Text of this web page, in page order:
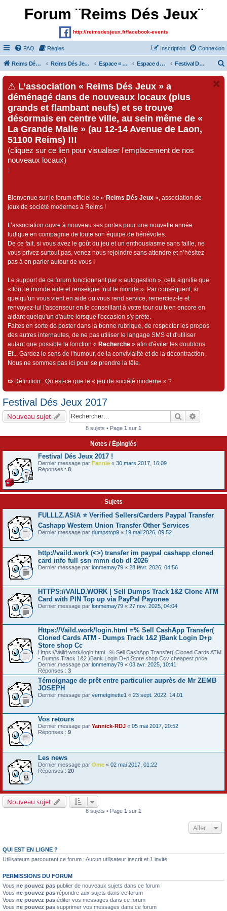
Forum ¨Reims Dés Jeux¨
http://reimsdesjeux.fr/facebook-events
FAQ Règles Connexion
Inscription
Reims Dés Jeux (Site) Reims Dés Jeux (Forum) Espace « Visiteurs » et inscrits au forum Espace dédié au « Festival Dés Jeux», organisé par l'association « Reims Dés Jeux » !!! Festival Dés Jeux 2017
⚠ L’association « Reims Dés Jeux » a
déménagé dans de nouveaux locaux (plus
grands et flambant neufs) et se trouve
désormais en centre ville, au sein même de «
La Grande Malle » (au 12-14 Avenue de Laon,
51100 Reims) !!!
(cliquez sur ce lien pour visualiser l'emplacement de nos
nouveaux locaux)
)
Bienvenue sur le forum officiel de « Reims Dés Jeux », association de
jeux de société modernes à Reims !
L’association ouvre à nouveau ses portes pour une nouvelle année
ludique en compagnie de toute son équipe de bénévoles.
De ce fait, si vous avez le goût du jeu et un enthousiasme sans faille, ne
vous privez surtout pas, venez nous rejoindre sans attendre et n’hésitez
pas à en parler autour de vous !
Le support de ce forum fonctionnant par « autogestion », cela signifie que
« tout le monde aide et renseigne tout le monde ». Par conséquent, si
quelqu'un vous vient en aide ou vous rend service, remerciez-le et
renvoyez-lui l'ascenseur en le conseillant à votre tour ou bien encore en
aidant quelqu'un d'autre lorsque l'occasion s'y prête.
Faites en sorte de poster dans la bonne rubrique, de respecter les propos
des autres internautes, de ne pas utiliser le langage SMS et d'utiliser
autant que possible la fonction « Recherche » afin d'éviter les doublons.
Et... Gardez le sens de l'humour, de la convivialité et de la décontraction.
Nous ne sommes pas ici pour se prendre la tête.
➯ Définition : Qu’est-ce que le « jeu de société moderne » ?
Festival Dés Jeux 2017
Nouveau sujet Rechercher
8 sujets • Page 1 sur 1
Notes / Épinglés
Festival Dés Jeux 2017 !
Dernier message par Fannie « 30 mars 2017, 16:09
Réponses : 8
Sujets
FULLLZ.ASIA ⭐️ Verified Sellers/Carders Paypal Transfer
Cashapp Western Union Transfer Other Services
Dernier message par dumpstop9 « 19 mai 2026, 09:52
http://vaild.work (<>) transfer im paypal cashapp cloned
card info full ssn mmn dob dl 2026
Dernier message par lonmemay79 « 28 févr. 2026, 04:56
HTTPS://VAILD.WORK | Sell Dumps Track 1&2 Clone ATM
Card with PIN Top up via PayPal Payonee
Dernier message par lonmemay79 « 27 nov. 2025, 04:04
Https://Vaild.work/login.html =% Sell CashApp Transfer(
Cloned Cards ATM - Dumps Track 1&2 )Bank Login D+p
Store shop Cc
Https://Vaild.work/login.html =% Sell CashApp Transfer( Cloned Cards ATM
- Dumps Track 1&2 )Bank Login D+p Store shop Ccv cheapest price
Dernier message par lonmemay79 « 03 avr. 2025, 10:41
Réponses : 3
Témoignage de prêt entre particulier auprès de Mr ZEMB
JOSEPH
Dernier message par vernetginette1 « 23 sept. 2022, 14:01
Vos retours
Dernier message par Yannick-RDJ « 05 mai 2017, 20:52
Réponses : 9
Les news
Dernier message par Ome « 02 mai 2017, 01:22
Réponses : 20
Nouveau sujet
8 sujets • Page 1 sur 1
Aller
QUI EST EN LIGNE ?
Utilisateurs parcourant ce forum : Aucun utilisateur inscrit et 1 invité
PERMISSIONS DU FORUM
Vous ne pouvez pas publier de nouveaux sujets dans ce forum
Vous ne pouvez pas répondre aux sujets dans ce forum
Vous ne pouvez pas éditer vos messages dans ce forum
Vous ne pouvez pas supprimer vos messages dans ce forum